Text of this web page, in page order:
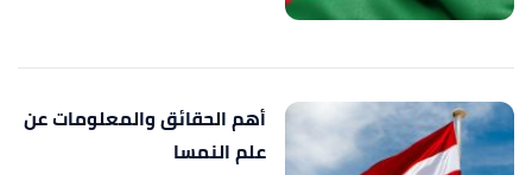
أهم الحقائق والمعلومات عن
علم النمسا